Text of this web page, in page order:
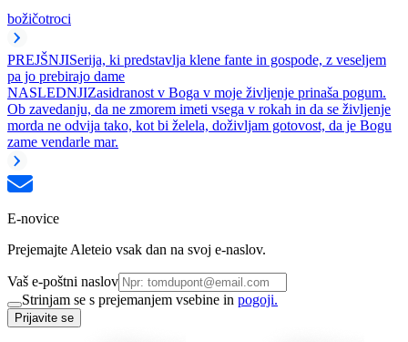
božičotroci
PREJŠNJISerija, ki predstavlja klene fante in gospode, z veseljem
pa jo prebirajo dame
NASLEDNJIZasidranost v Boga v moje življenje prinaša pogum.
Ob zavedanju, da ne zmorem imeti vsega v rokah in da se življenje
morda ne odvija tako, kot bi želela, doživljam gotovost, da je Bogu
zame vendarle mar.
E-novice
Prejemajte Aleteio vsak dan na svoj e-naslov.
Vaš e-poštni naslov
Strinjam se s prejemanjem vsebine in pogoji.
Prijavite se